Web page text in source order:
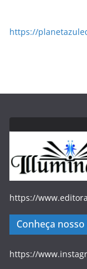
https://
https://
Conheça
https://